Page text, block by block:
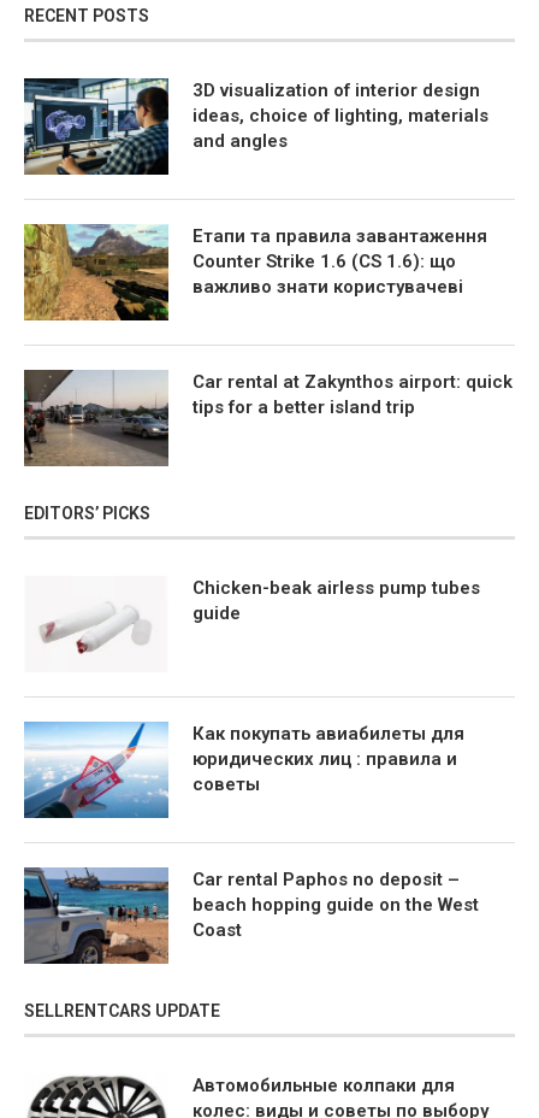
RECENT POSTS
3D visualization of interior design
ideas, choice of lighting, materials
and angles
Етапи та правила завантаження
Counter Strike 1.6 (CS 1.6): що
важливо знати користувачеві
Car rental at Zakynthos airport: quick
tips for a better island trip
EDITORS’ PICKS
Chicken-beak airless pump tubes
guide
Как покупать авиабилеты для
юридических лиц : правила и
советы
Car rental Paphos no deposit –
beach hopping guide on the West
Coast
SELLRENTCARS UPDATE
Автомобильные колпаки для
колес: виды и советы по выбору